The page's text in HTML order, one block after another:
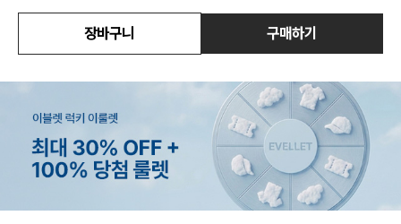
장바구니 구매하기